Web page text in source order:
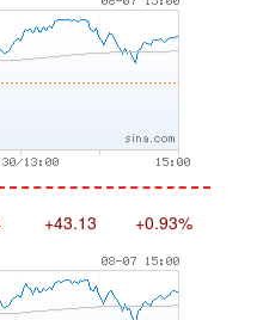
+43.13 +0.93%